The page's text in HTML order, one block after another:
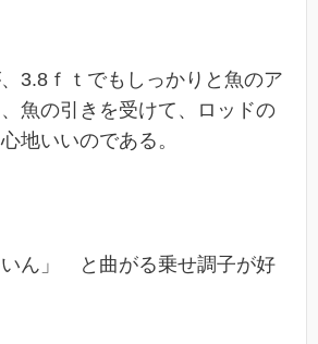
3.8ｆｔでもしっかりと魚のア
魚の引きを受けて、ロッドの
地いいのである。
ん」 と曲がる乗せ調子が好